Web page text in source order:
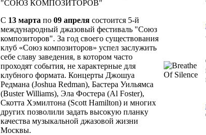
"СОЮЗ КОМПОЗИТОРОВ"
C 13 марта по 09 апреля состоится 5-й
международный джазовый фестиваль "Союз
композиторов". За год своего существования
клуб «Союз композиторов» успел заслужить
себе славу заведения, в котором часто
проходят события, не характерные для
клубного формата. Концерты Джошуа
Редмана (Joshua Redman), Бастера Уильямса
(Buster Williams), Эла Фостера (Al Foster),
Скотта Хэмилтона (Scott Hamilton) и многих
других позволили задать высокую планку
качества музыкальной джазовой жизни
Москвы.